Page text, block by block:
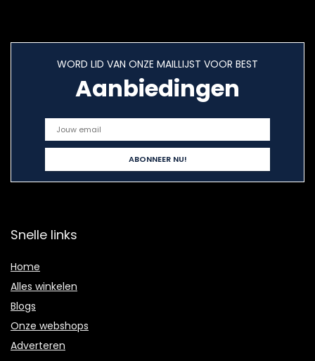
WORD LID VAN ONZE MAILLIJST VOOR BEST
Aanbiedingen
Snelle links
Home
Alles winkelen
Blogs
Onze webshops
Adverteren